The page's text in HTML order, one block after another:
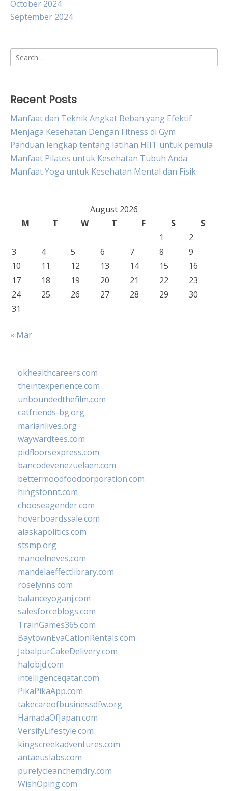
October 2024
September 2024
Search
for:
Recent Posts
Manfaat dan Teknik Angkat Beban yang Efektif
Menjaga Kesehatan Dengan Fitness di Gym
Panduan lengkap tentang latihan HIIT untuk pemula
Manfaat Pilates untuk Kesehatan Tubuh Anda
Manfaat Yoga untuk Kesehatan Mental dan Fisik
August 2026
M
T W T F S
S
1
2
3
4 5 6 7 8
9
10
11 12 13 14 15
16
17
18 19 20 21 22
23
24
25 26 27 28 29
30
31
« Mar
okhealthcareers.com
theintexperience.com
unboundedthefilm.com
catfriends-bg.org
marianlives.org
waywardtees.com
pidfloorsexpress.com
bancodevenezuelaen.com
bettermoodfoodcorporation.com
hingstonnt.com
chooseagender.com
hoverboardssale.com
alaskapolitics.com
stsmp.org
manoelneves.com
mandelaeffectlibrary.com
roselynns.com
balanceyoganj.com
salesforceblogs.com
TrainGames365.com
BaytownEvaCationRentals.com
JabalpurCakeDelivery.com
halobjd.com
intelligenceqatar.com
PikaPikaApp.com
takecareofbusinessdfw.org
HamadaOfJapan.com
VersifyLifestyle.com
kingscreekadventures.com
antaeuslabs.com
purelycleanchemdry.com
WishOping.com